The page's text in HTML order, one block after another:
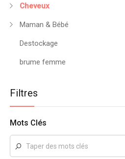
Cheveux
Maman & Bébé
Destockage
brume femme
Filtres
Mots Clés